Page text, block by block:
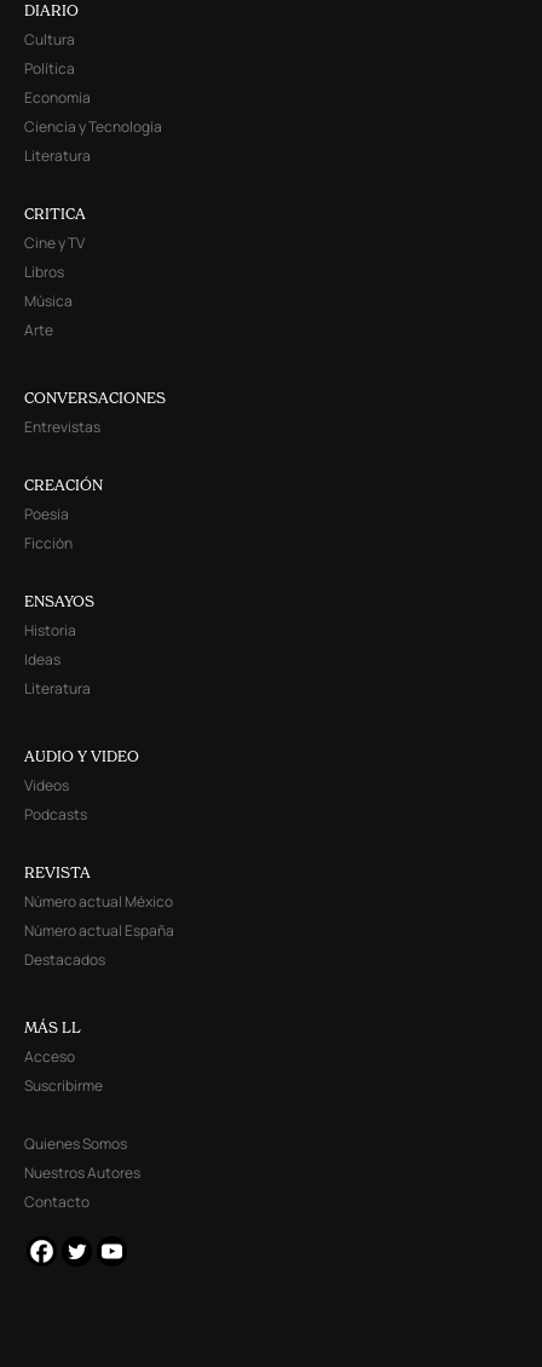
DIARIO
Cultura
Política
Economía
Ciencia y Tecnología
Literatura
CRITICA
Cine y TV
Libros
Música
Arte
CONVERSACIONES
Entrevistas
CREACIÓN
Poesía
Ficción
ENSAYOS
Historia
Ideas
Literatura
AUDIO Y VIDEO
Videos
Podcasts
REVISTA
Número actual México
Número actual España
Destacados
MÁS LL
Acceso
Suscribirme
Quienes Somos
Nuestros Autores
Contacto